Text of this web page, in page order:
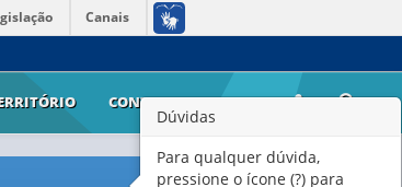
Canais
CONTATO AJUDA
Dúvidas
Para qualquer dúvida,
pressione o ícone (?) para